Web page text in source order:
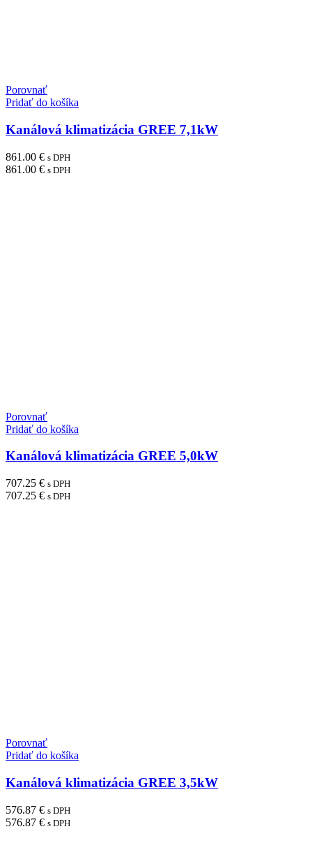
Porovnať
Pridať do košíka
Kanálová klimatizácia GREE 7,1kW
861.00 € s DPH
861.00 € s DPH
Porovnať
Pridať do košíka
Kanálová klimatizácia GREE 5,0kW
707.25 € s DPH
707.25 € s DPH
Porovnať
Pridať do košíka
Kanálová klimatizácia GREE 3,5kW
576.87 € s DPH
576.87 € s DPH